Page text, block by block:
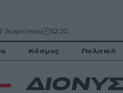
Αυγούστου 12:21
Κόσμος Πολιτική